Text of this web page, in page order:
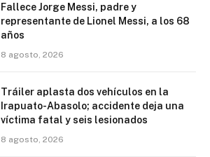
Fallece Jorge Messi, padre y
representante de Lionel Messi, a los 68
años
8 agosto, 2026
Tráiler aplasta dos vehículos en la
Irapuato-Abasolo; accidente deja una
víctima fatal y seis lesionados
8 agosto, 2026